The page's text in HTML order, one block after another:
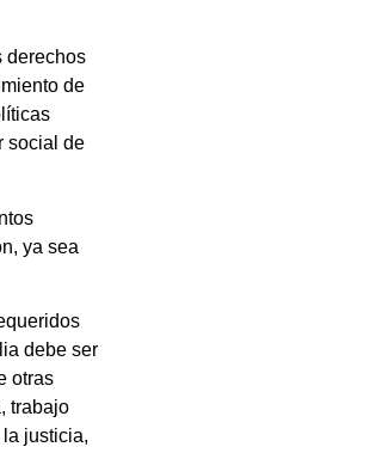
derechos
de
social de
ya sea
debe ser
otras
trabajo
justicia,